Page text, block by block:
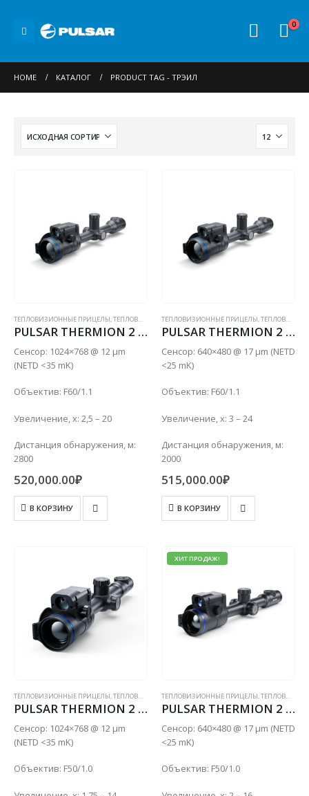
0
HOME КАТАЛОГ PRODUCT TAG - ТРЭИЛ
ТЕПЛОВИЗИОННЫЕ ПРИЦЕЛЫ,ТЕПЛОВИЗИОННЫЕ ПРИЦЕЛЫ С ДАЛЬНОМЕРОМ
PULSAR THERMION 2 LRF XL60
Сенсор: 1024×768 @ 12 µm
(NETD <35 mK)
Объектив: F60/1.1
Увеличение, x: 2,5 – 20
Дистанция обнаружения, м:
2800
520,000.00₽
В КОРЗИНУ
ТЕПЛОВИЗИОННЫЕ ПРИЦЕЛЫ,ТЕПЛОВИЗИОННЫЕ ПРИЦЕЛЫ С ДАЛЬНОМЕРОМ
PULSAR THERMION 2 LRF XP60
Сенсор: 640×480 @ 17 µm (NETD
<25 mK)
Объектив: F60/1.1
Увеличение, x: 3 – 24
Дистанция обнаружения, м:
2000
515,000.00₽
В КОРЗИНУ
ТЕПЛОВИЗИОННЫЕ ПРИЦЕЛЫ,ТЕПЛОВИЗИОННЫЕ ПРИЦЕЛЫ С ДАЛЬНОМЕРОМ
PULSAR THERMION 2 LRF XL50
Сенсор: 1024×768 @ 12 µm
(NETD <35 mK)
Объектив: F50/1.0
ХИТ ПРОДАЖ!
ТЕПЛОВИЗИОННЫЕ ПРИЦЕЛЫ,ТЕПЛОВИЗИОННЫЕ ПРИЦЕЛЫ С ДАЛЬНОМЕРОМ
PULSAR THERMION 2 LRF XP50 PRO
Сенсор: 640×480 @ 17 µm (NETD
<25 mK)
Объектив: F50/1.0